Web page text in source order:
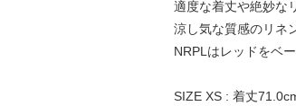
適度な着丈や絶妙な
涼し気な質感のリネ
NRPLはレッドをベ
SIZE XS : 着丈